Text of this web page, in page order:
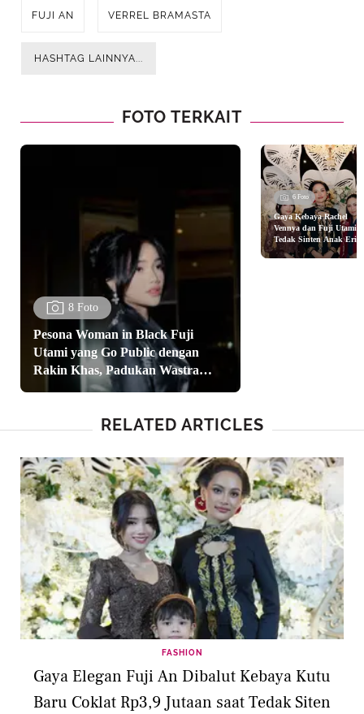
FUJI AN VERREL BRAMASTA
HASHTAG LAINNYA...
FOTO TERKAIT
8 Foto
Pesona Woman in Black Fuji
Utami yang Go Public dengan
Rakin Khas, Padukan Wastra
dengan Tas Dior
6 Foto
Gaya Kebaya Rachel
Vennya dan Fuji Utami
Tedak Sinten Anak
Carlina
RELATED ARTICLES
FASHION
Gaya Elegan Fuji An Dibalut Kebaya Kutu
Baru Coklat Rp3,9 Jutaan saat Tedak Siten